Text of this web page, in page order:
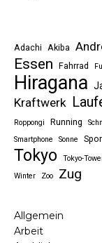
Adachi Akiba
Essen Fahrrad
Hiragana
Kraftwerk
Roppongi
Running
Smartphone Sonne
Tokyo Tokyo-
Winter Zoo Zug
Allgemein
Arbeit